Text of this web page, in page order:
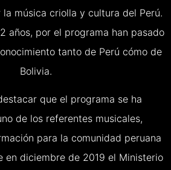
música criolla y cultura del Perú.
años, por el programa han pasado
tanto de Perú cómo de
Bolivia.
que el programa se ha
de los referentes musicales,
para la comunidad peruana
en diciembre de 2019 el Ministerio